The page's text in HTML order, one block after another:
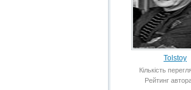
Tolstoy
Кількість
Рейтинг